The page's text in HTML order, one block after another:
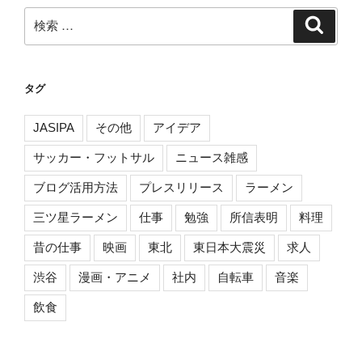
検
索:
タグ
JASIPA その他 アイデア
サッカー・フットサル ニュース雑感
ブログ活用方法 プレスリリース ラーメン
三ツ星ラーメン 仕事 勉強 所信表明 料理
昔の仕事 映画 東北 東日本大震災 求人
渋谷 漫画・アニメ 社内 自転車 音楽
飲食